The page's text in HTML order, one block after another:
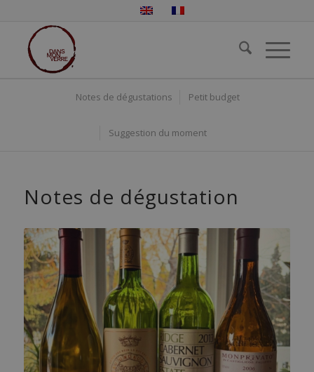
Notes de dégustations Petit budget
Suggestion du moment
Notes de dégustation